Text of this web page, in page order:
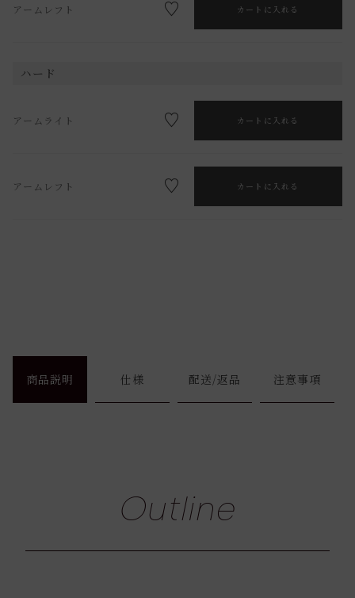
アームレフト カートに入れる
ハード
アームライト カートに入れる
アームレフト カートに入れる
商品説明 仕様 配送/返品 注意事項
Outline